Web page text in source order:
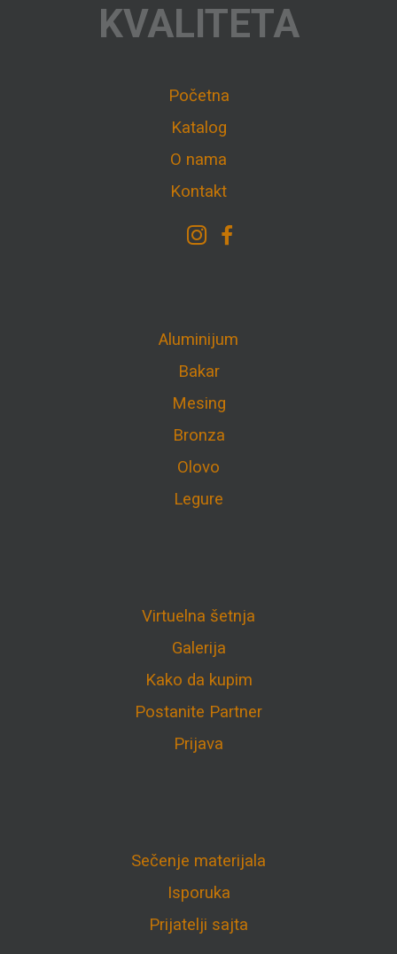
KVALITETA
Početna
Katalog
O nama
Kontakt
Aluminijum
Bakar
Mesing
Bronza
Olovo
Legure
Virtuelna šetnja
Galerija
Kako da kupim
Postanite Partner
Prijava
Sečenje materijala
Isporuka
Prijatelji sajta